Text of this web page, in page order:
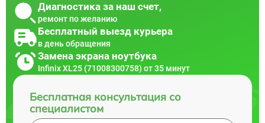
Диагностика за наш счет,
ремонт по желанию
Бесплатный выезд курьера
в день обращения
Замена экрана ноутбука
Infinix XL25 (71008300758) от 35 минут
Бесплатная консультация со
специалистом